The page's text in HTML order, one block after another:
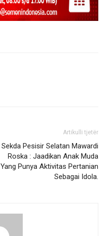
Artikulli tjetër
Sekda Pesisir Selatan Mawardi
Roska : Jaadikan Anak Muda
Yang Punya Aktivitas Pertanian
Sebagai Idola.